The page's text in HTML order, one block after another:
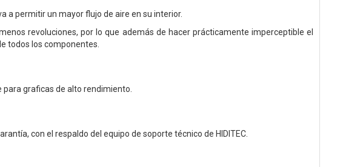
a permitir un mayor flujo de aire en su interior.
revoluciones, por lo que además de hacer prácticamente imperceptible el
todos los componentes.
para graficas de alto rendimiento.
con el respaldo del equipo de soporte técnico de HIDITEC.